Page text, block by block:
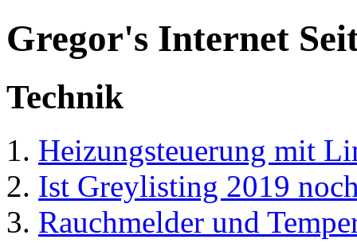
Gregor's Internet
Technik
Heizungsteuerung mit
Ist Greylisting 2019
Rauchmelder und